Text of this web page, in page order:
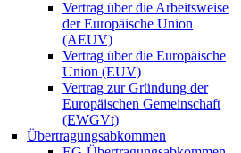
Vertrag über die Arbeitsweise
der Europäische Union
(AEUV)
Vertrag über die Europäische
Union (EUV)
Vertrag zur Gründung der
Europäischen Gemeinschaft
(EWGVt)
Übertragungsabkommen